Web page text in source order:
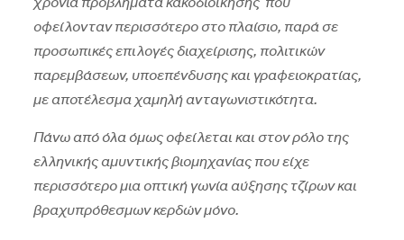
χρόνια προβλήματα κακοδιοίκησης που
οφείλονταν περισσότερο στο πλαίσιο, παρά σε
προσωπικές επιλογές διαχείρισης, πολιτικών
παρεμβάσεων, υποεπένδυσης και γραφειοκρατίας,
με αποτέλεσμα χαμηλή ανταγωνιστικότητα.
Πάνω από όλα όμως οφείλεται και στον ρόλο της
ελληνικής αμυντικής βιομηχανίας που είχε
περισσότερο μια οπτική γωνία αύξησης τζίρων και
βραχυπρόθεσμων κερδών μόνο.